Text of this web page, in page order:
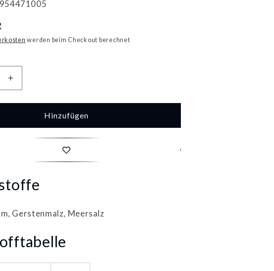
werden beim Checkout berechnet
Erhöhe
die
Menge
Seitenbacher
Dinkelflakes
Hinzufügen
Gerstenmalz, Meersalz